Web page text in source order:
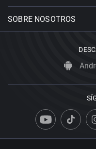
SOBRE NOSOTROS